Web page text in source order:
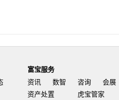
富宝服务
资讯
数智 咨询
会展
资产处置
虎宝管家